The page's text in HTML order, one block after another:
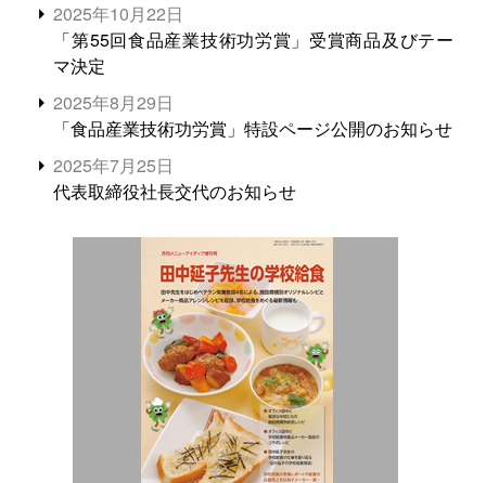
2025年10月22日
「第55回食品産業技術功労賞」受賞商品及びテー
マ決定
2025年8月29日
「食品産業技術功労賞」特設ページ公開のお知らせ
2025年7月25日
代表取締役社長交代のお知らせ